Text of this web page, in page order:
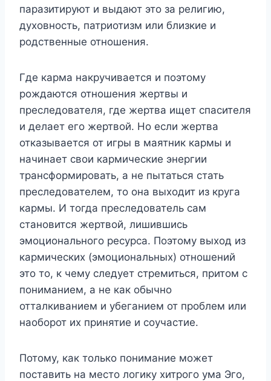
паразитируют и выдают это за религию,
духовность, патриотизм или близкие и
родственные отношения.
Где карма накручивается и поэтому
рождаются отношения жертвы и
преследователя, где жертва ищет спасителя
и делает его жертвой. Но если жертва
отказывается от игры в маятник кармы и
начинает свои кармические энергии
трансформировать, а не пытаться стать
преследователем, то она выходит из круга
кармы. И тогда преследователь сам
становится жертвой, лишившись
эмоционального ресурса. Поэтому выход из
кармических (эмоциональных) отношений
это то, к чему следует стремиться, притом с
пониманием, а не как обычно
отталкиванием и убеганием от проблем или
наоборот их принятие и соучастие.
Потому, как только понимание может
поставить на место логику хитрого ума Эго,